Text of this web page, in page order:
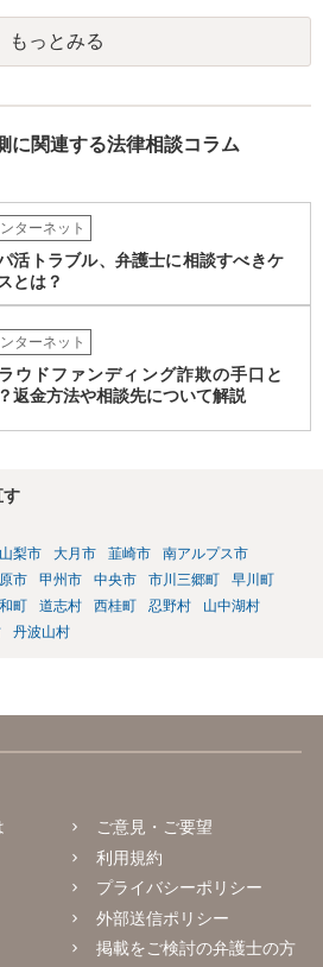
もっとみる
に関連する法律相談コラム
ターネット
活トラブル、弁護士に相談すべきケ
とは？
ターネット
ウドファンディング詐欺の手口と
返金方法や相談先について解説
す
山梨市 大月市 韮崎市
南アルプス市
市 甲州市 中央市 市川三郷町
早川町
町 道志村 西桂町 忍野村
山中湖村
丹波山村
ご意見・ご要望
利用規約
プライバシーポリシー
外部送信ポリシー
掲載をご検討の弁護士の方